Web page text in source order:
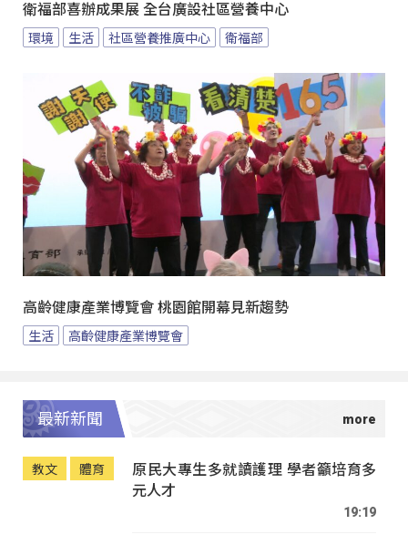
衛福部喜辦成果展 全台廣設社區營養中心
環境 生活 社區營養推廣中心 衛福部
高齡健康產業博覽會 桃園館開幕見新趨勢
生活 高齡健康產業博覽會
最新新聞
教文 體育
原民大專生多就讀護理 學者籲培育多
元人才
19:19